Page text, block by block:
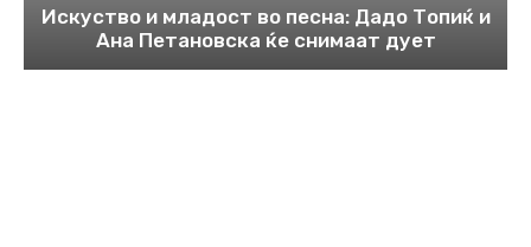
Искуство и младост во песна: Дадо Топиќ и
Ана Петановска ќе снимаат дует